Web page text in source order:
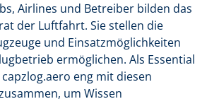
Airlines und Betreiber bilden das
der Luftfahrt. Sie stellen die
und Einsatzmöglichkeiten
ermöglichen. Als Essential
eng mit diesen
um Wissen